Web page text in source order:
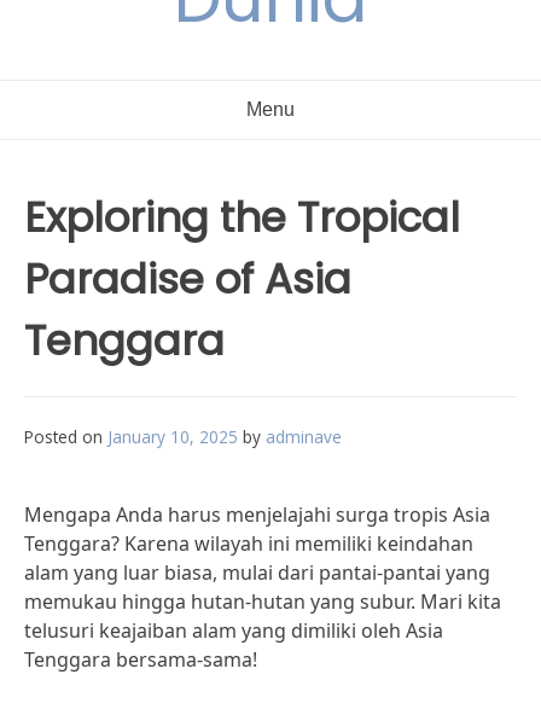
Menu
Exploring the Tropical
Paradise of Asia
Tenggara
Posted on January 10, 2025 by adminave
Mengapa Anda harus menjelajahi surga tropis Asia
Tenggara? Karena wilayah ini memiliki keindahan
alam yang luar biasa, mulai dari pantai-pantai yang
memukau hingga hutan-hutan yang subur. Mari kita
telusuri keajaiban alam yang dimiliki oleh Asia
Tenggara bersama-sama!